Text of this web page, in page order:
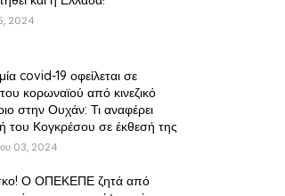
2024
covid-19 οφείλεται σε
κορωναϊού από κινεζικό
στην Ουχάν: Τι αναφέρει
του Κογκρέσου σε έκθεσή της
03, 2024
Ο ΟΠΕΚΕΠΕ ζητά από